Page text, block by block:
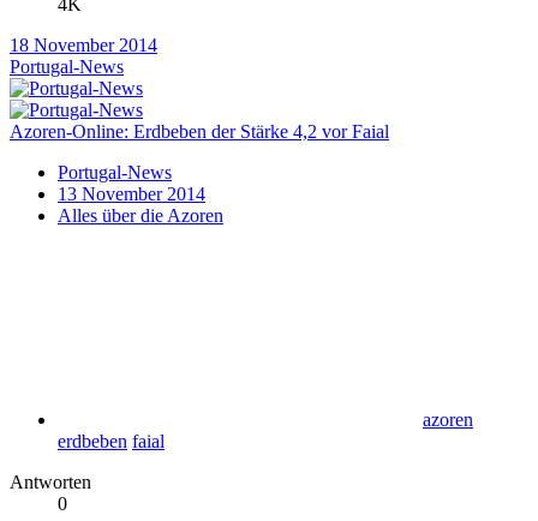
4K
18 November 2014
Portugal-News
Azoren-Online: Erdbeben der Stärke 4,2 vor Faial
Portugal-News
13 November 2014
Alles über die Azoren
azoren
erdbeben faial
Antworten
0